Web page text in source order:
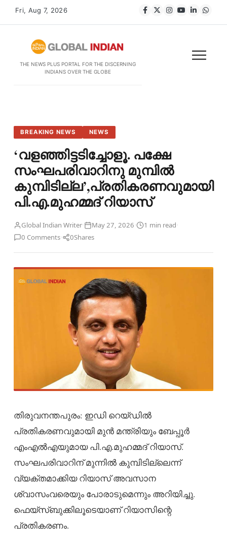
Fri, Aug 7, 2026
THE NEWS PLUS PORTAL FOR THE DISCERNING
INDIANS OVER THE GLOBE
BREAKING NEWS NEWS
‘വളഞ്ഞിട്ടടിച്ചോളൂ. പക്ഷേ
സംഘപരിവാറിനു മുമ്പിൽ
കുമ്പിടില്ല’,പ്രതികരണവുമായി
പി.എ.മുഹമ്മദ് റിയാസ്
Global Indian Writer· May 27, 2026· 1 min read·
0 Comments· 0Shares
തിരുവനന്തപുരം: ഇഡി റെയ്ഡിൽ
പ്രതികരണവുമായി മുൻ മന്ത്രിയും ബേപ്പൂർ
എംഎൽഎയുമായ പി.എ.മുഹമ്മദ് റിയാസ്.
സംഘപരിവാറിന് മുന്നിൽ കുമ്പിടില്ലെന്ന്
വ്യക്തമാക്കിയ റിയാസ് അവസാന
ശ്വാസംവരെയും പോരാടുമെന്നും അറിയിച്ചു.
ഫെയ്‌സ്ബുക്കിലൂടെയാണ് റിയാസിന്റെ
പ്രതികരണം.